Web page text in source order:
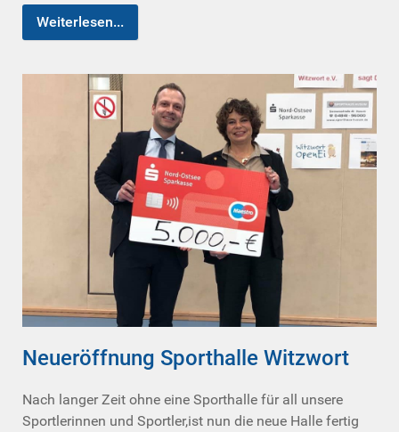
Weiterlesen...
Neueröffnung Sporthalle Witzwort
Nach langer Zeit ohne eine Sporthalle für all unsere
Sportlerinnen und Sportler,ist nun die neue Halle fertig